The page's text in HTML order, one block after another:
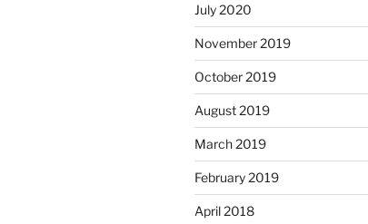
July 2020
November 2019
October 2019
August 2019
March 2019
February 2019
April 2018